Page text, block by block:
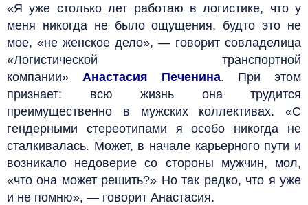
«Я уже столько лет работаю в логистике, что у
меня никогда не было ощущения, будто это не
мое, «не женское дело», — говорит совладелица
«Логистической транспортной
компании» Анастасия Печенина. При этом
признает: всю жизнь она трудится
преимущественно в мужских коллективах. «С
гендерными стереотипами я особо никогда не
сталкивалась. Может, в начале карьерного пути и
возникало недоверие со стороны мужчин, мол,
«что она может решить?» Но так редко, что я уже
и не помню», — говорит Анастасия.